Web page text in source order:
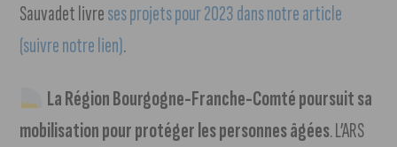
Sauvadet livreses projets pour 2023 dans notre article
(suivre notre lien).
La Région Bourgogne-Franche-Comté poursuit sa
mobilisation pour protéger les personnes âgées. L’ARS